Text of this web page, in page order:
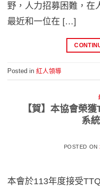
野，人力招募困難，在
最近和一位在 […]
Posted in 紅人領導
【賀】本協會榮
系
POSTED ON
本會於113年度接受